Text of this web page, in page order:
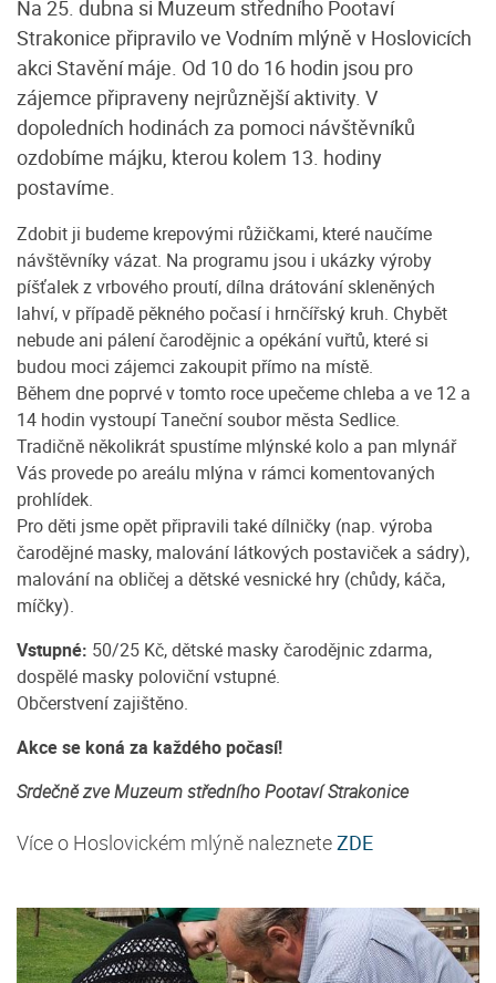
Na 25. dubna si Muzeum středního Pootaví
Strakonice připravilo ve Vodním mlýně v Hoslovicích
akci Stavění máje. Od 10 do 16 hodin jsou pro
zájemce připraveny nejrůznější aktivity. V
dopoledních hodinách za pomoci návštěvníků
ozdobíme májku, kterou kolem 13. hodiny
postavíme.
Zdobit ji budeme krepovými růžičkami, které naučíme
návštěvníky vázat. Na programu jsou i ukázky výroby
píšťalek z vrbového proutí, dílna drátování skleněných
lahví, v případě pěkného počasí i hrnčířský kruh. Chybět
nebude ani pálení čarodějnic a opékání vuřtů, které si
budou moci zájemci zakoupit přímo na místě.
Během dne poprvé v tomto roce upečeme chleba a ve 12 a
14 hodin vystoupí Taneční soubor města Sedlice.
Tradičně několikrát spustíme mlýnské kolo a pan mlynář
Vás provede po areálu mlýna v rámci komentovaných
prohlídek.
Pro děti jsme opět připravili také dílničky (nap. výroba
čarodějné masky, malování látkových postaviček a sádry),
malování na obličej a dětské vesnické hry (chůdy, káča,
míčky).
Vstupné: 50/25 Kč, dětské masky čarodějnic zdarma,
dospělé masky poloviční vstupné.
Občerstvení zajištěno.
Akce se koná za každého počasí!
Srdečně zve Muzeum středního Pootaví Strakonice
Více o Hoslovickém mlýně nalezneteZDE